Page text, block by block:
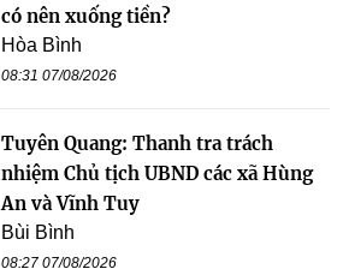
có nên xuống tiền?
Hòa Bình
08:31 07/08/2026
Tuyên Quang: Thanh tra trách
nhiệm Chủ tịch UBND các xã Hùng
An và Vĩnh Tuy
Bùi Bình
08:27 07/08/2026